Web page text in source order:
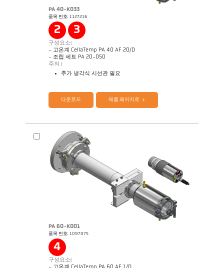
Application Note Strip galvanizing
PA 40-K033
품목 번호: 1127216
2 3
구성요소:
- 고온계 CellaTemp PA 40 AF 20/D
- 조립 세트 PA 20-050
주의 :
추가 냉각식 시선관 필요
제품 카다로그 Cellatemp PA
Application Note Strip galvanizing
다운로드 제품 페이지로
PA 60-K001
품목 번호: 1097075
4
구성요소: